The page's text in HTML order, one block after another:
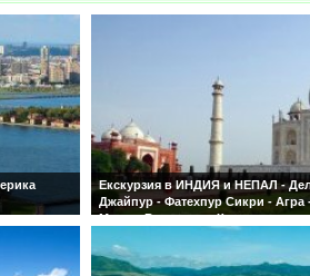
Екскурзия в ИНДИЯ и НЕПАЛ -
Джайпур - Фатехпур Сикри - Агра
Махал -Варанаси – Катманду
Индивидуална програма!
индивидуални туристи и малки
10 туристи!